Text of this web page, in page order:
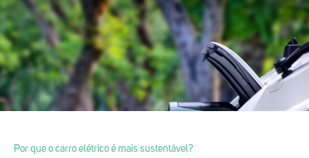
Por que o carro elétrico é mais sustentável?